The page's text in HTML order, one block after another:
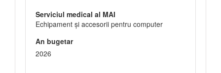
Serviciul medical al MAI
Echipament şi accesorii pentru computer
An bugetar
2026